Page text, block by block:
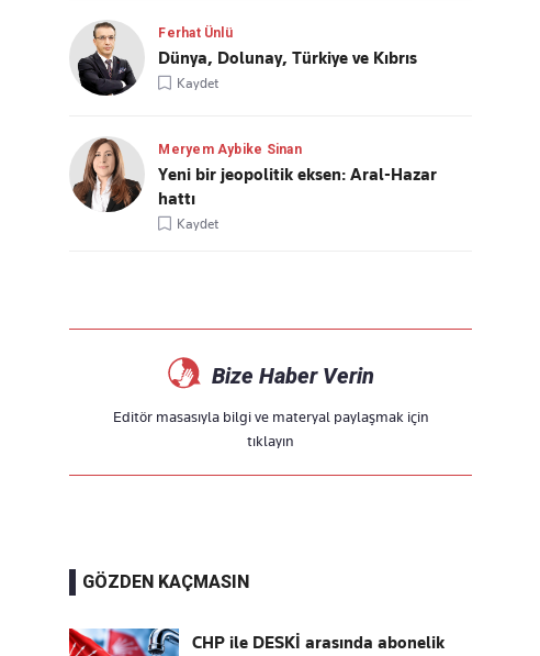
Ferhat Ünlü
Dünya, Dolunay, Türkiye ve Kıbrıs
Kaydet
Meryem Aybike Sinan
Yeni bir jeopolitik eksen: Aral-Hazar
hattı
Kaydet
Bize Haber Verin
Editör masasıyla bilgi ve materyal paylaşmak için
tıklayın
GÖZDEN KAÇMASIN
CHP ile DESKİ arasında abonelik